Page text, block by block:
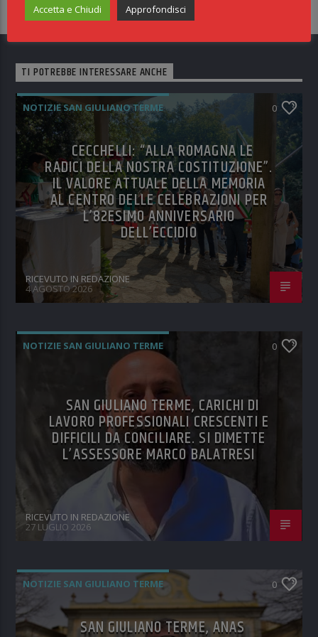
TI POTREBBE INTERESSARE ANCHE
NOTIZIE SAN GIULIANO TERME 0
CECCHELLI: “ALLA ROMAGNA LE
RADICI DELLA NOSTRA COSTITUZIONE”.
IL VALORE ATTUALE DELLA MEMORIA
AL CENTRO DELLE CELEBRAZIONI PER
L’82ESIMO ANNIVERSARIO
DELL’ECCIDIO
RICEVUTO IN REDAZIONE
4 AGOSTO 2026
NOTIZIE SAN GIULIANO TERME 0
SAN GIULIANO TERME, CARICHI DI
LAVORO PROFESSIONALI CRESCENTI E
DIFFICILI DA CONCILIARE. SI DIMETTE
L’ASSESSORE MARCO BALATRESI
RICEVUTO IN REDAZIONE
27 LUGLIO 2026
NOTIZIE SAN GIULIANO TERME 0
SAN GIULIANO TERME, ANAS
Accetta e Chiudi Approfondisci